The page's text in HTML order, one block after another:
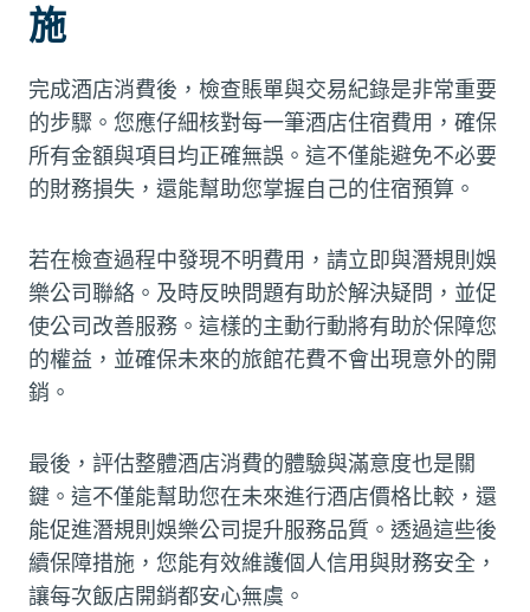
施
完成酒店消費後，檢查賬單與交易紀錄是非常重要
的步驟。您應仔細核對每一筆酒店住宿費用，確保
所有金額與項目均正確無誤。這不僅能避免不必要
的財務損失，還能幫助您掌握自己的住宿預算。
若在檢查過程中發現不明費用，請立即與潛規則娛
樂公司聯絡。及時反映問題有助於解決疑問，並促
使公司改善服務。這樣的主動行動將有助於保障您
的權益，並確保未來的旅館花費不會出現意外的開
銷。
最後，評估整體酒店消費的體驗與滿意度也是關
鍵。這不僅能幫助您在未來進行酒店價格比較，還
能促進潛規則娛樂公司提升服務品質。透過這些後
續保障措施，您能有效維護個人信用與財務安全，
讓每次飯店開銷都安心無虞。